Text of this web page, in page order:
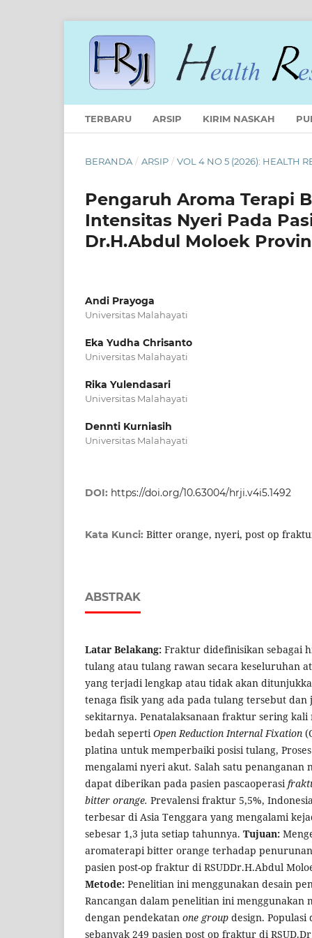
TERBARU ARSIP KIRIM NASKAH
BERANDA / ARSIP / VOL 4 NO 5 (2026): HEALTH
Pengaruh Aroma Terapi
Intensitas Nyeri Pada
Dr.H.Abdul Moloek
Andi Prayoga
Universitas Malahayati
Eka Yudha Chrisanto
Universitas Malahayati
Rika Yulendasari
Universitas Malahayati
Dennti Kurniasih
Universitas Malahayati
DOI: https://doi.org/10.63004/hrji.v4i5.1492
Kata Kunci: Bitter orange, nyeri, post op
ABSTRAK
Latar Belakang: Fraktur didefinisikan sebagai
tulang atau tulang rawan secara keseluruhan
yang terjadi lengkap atau tidak akan
tenaga fisik yang ada pada tulang tersebut
sekitarnya. Penatalaksanaan fraktur sering
bedah sepertiOpen Reduction Internal Fixation
platina untuk memperbaiki posisi tulang,
mengalami nyeri akut. Salah satu penanganan
dapat diberikan pada pasien pascaoperasi
bitter orange. Prevalensi fraktur 5,5%,
terbesar di Asia Tenggara yang mengalami
sebesar 1,3 juta setiap tahunnya. Tujuan:
aromaterapi bitter orange terhadap
pasien post-op fraktur di RSUDDr.H.Abdul
Metode: Penelitian ini menggunakan desain
Rancangan dalam penelitian ini menggunakan
dengan pendekatan one group design.
sebanyak 249 pasien post op fraktur di